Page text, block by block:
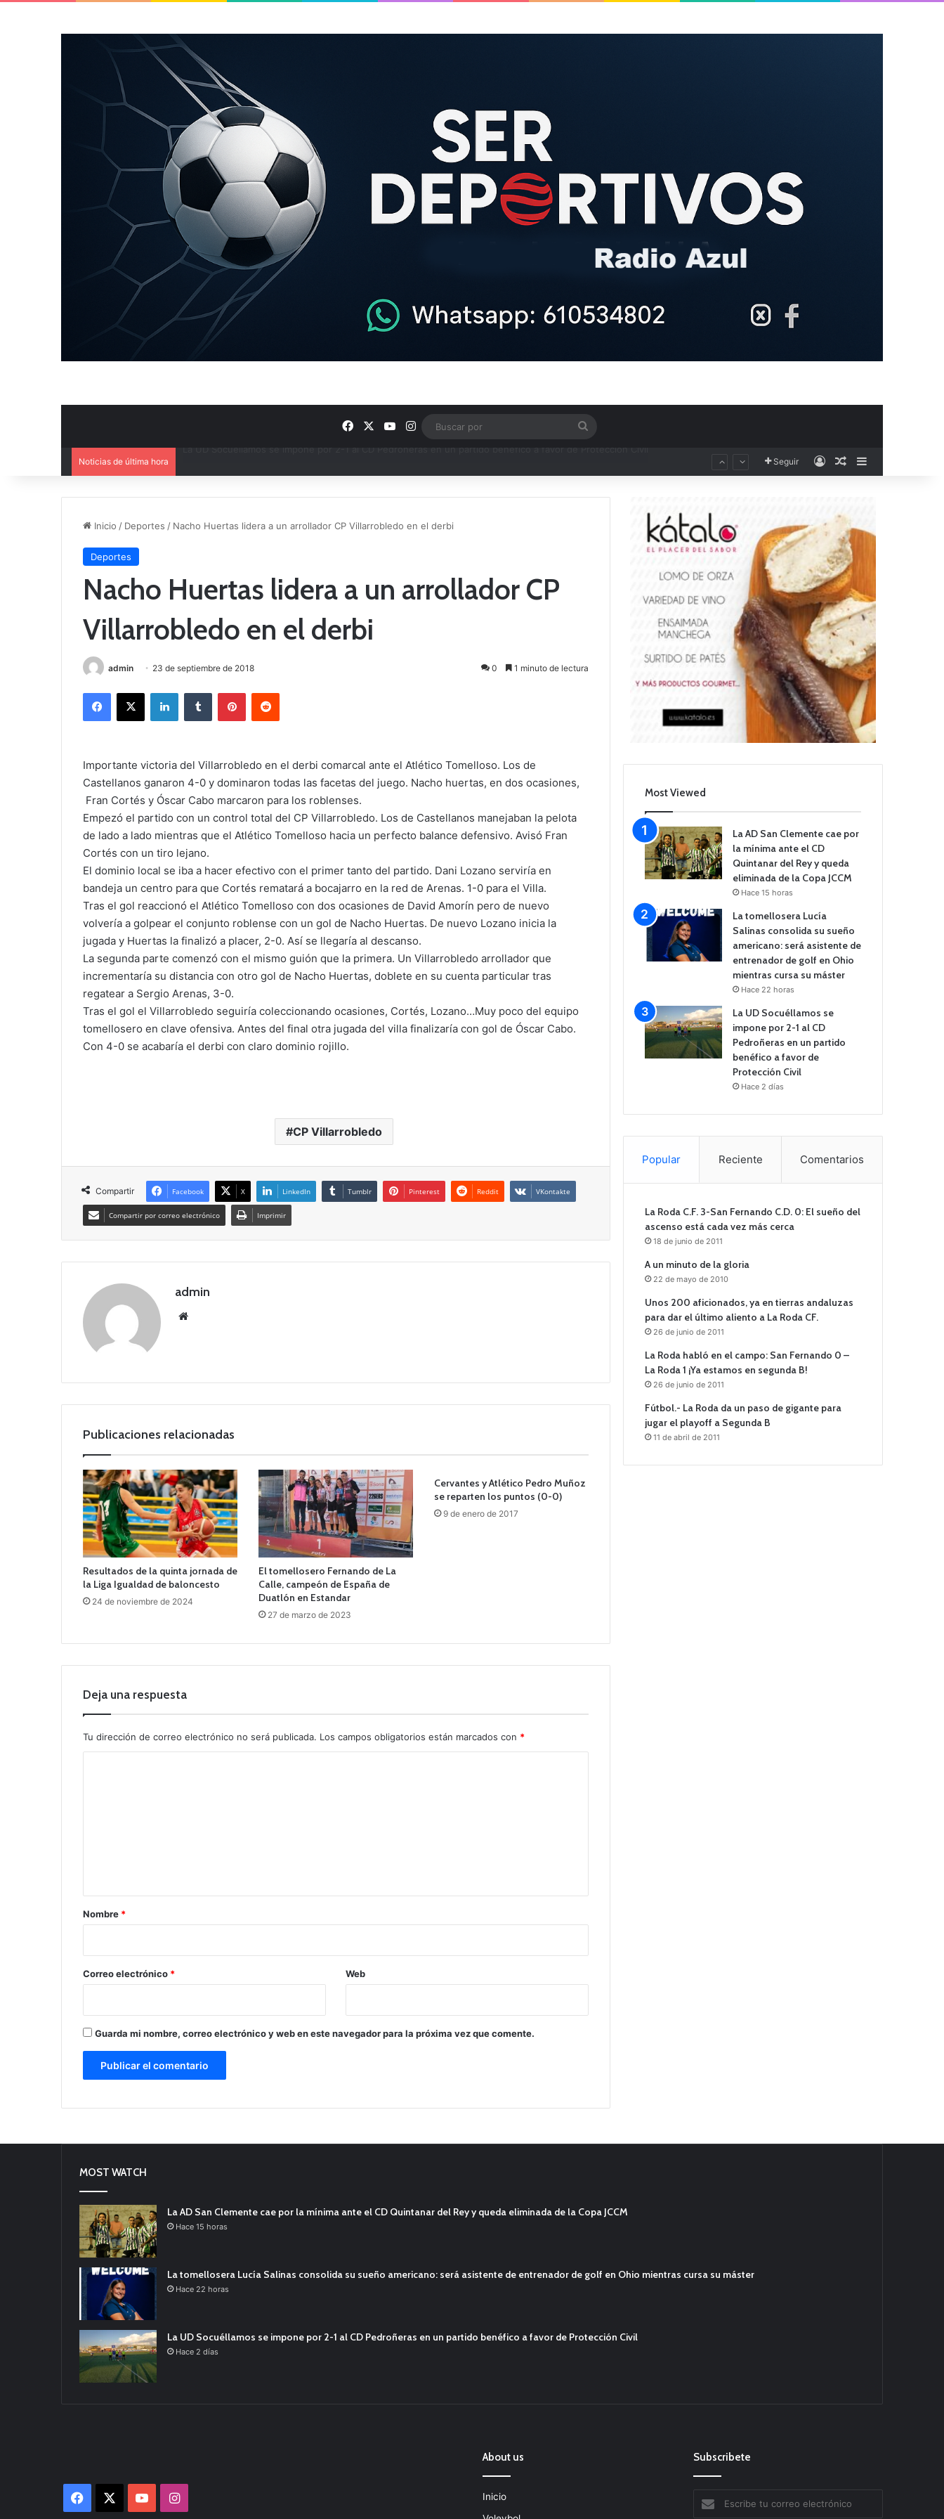
FacebookYouTube
Instagram
por
Noticias de última hora Seguir AccesoPublicación al
Inicio / Deportes / Nacho Huertas lidera a un arrollador CP Villarrobledo en el derbi
Deportes
Nacho Huertas lidera a un arrollador CP
Villarrobledo en el derbi
admin 23 de septiembre de 2018 0 1 minuto de lectura
Importante victoria del Villarrobledo en el derbi comarcal ante el Atlético Tomelloso. Los de
Castellanos ganaron 4-0 y dominaron todas las facetas del juego. Nacho huertas, en dos ocasiones,
Fran Cortés y Óscar Cabo marcaron para los roblenses.
Empezó el partido con un control total del CP Villarrobledo. Los de Castellanos manejaban la pelota
de lado a lado mientras que el Atlético Tomelloso hacia un perfecto balance defensivo. Avisó Fran
Cortés con un tiro lejano.
El dominio local se iba a hacer efectivo con el primer tanto del partido. Dani Lozano serviría en
bandeja un centro para que Cortés rematará a bocajarro en la red de Arenas. 1-0 para el Villa.
Tras el gol reaccionó el Atlético Tomelloso con dos ocasiones de David Amorín pero de nuevo
volvería a golpear el conjunto roblense con un gol de Nacho Huertas. De nuevo Lozano inicia la
jugada y Huertas la finalizó a placer, 2-0. Así se llegaría al descanso.
La segunda parte comenzó con el mismo guión que la primera. Un Villarrobledo arrollador que
incrementaría su distancia con otro gol de Nacho Huertas, doblete en su cuenta particular tras
regatear a Sergio Arenas, 3-0.
Tras el gol el Villarrobledo seguiría coleccionando ocasiones, Cortés, Lozano…Muy poco del equipo
tomellosero en clave ofensiva. Antes del final otra jugada del villa finalizaría con gol de Óscar Cabo.
Con 4-0 se acabaría el derbi con claro dominio rojillo.
CP Villarrobledo
Compartir Facebook X LinkedIn Tumblr Pinterest Reddit VKontakte
Compartir por correo electrónico Imprimir
admin
Publicaciones relacionadas
Resultados de la quinta jornada de
la Liga Igualdad de baloncesto
24 de noviembre de 2024
El tomellosero Fernando de La
Calle, campeón de España de
Duatlón en Estandar
27 de marzo de 2023
Cervantes y Atlético Pedro Muñoz
se reparten los puntos (0-0)
9 de enero de 2017
Deja una respuesta
Tu dirección de correo electrónico no será publicada. Los campos obligatorios están marcados con *
r
*
Nombre *
Correo electrónico * Web
Guarda mi nombre, correo electrónico y web en este navegador para la próxima vez que comente.
Most Viewed
La AD San Clemente cae por
la mínima ante el CD
Quintanar del Rey y queda
eliminada de la Copa JCCM
Hace 15 horas
La tomellosera Lucía
Salinas consolida su sueño
americano: será asistente de
entrenador de golf en Ohio
mientras cursa su máster
Hace 22 horas
La UD Socuéllamos se
impone por 2-1 al CD
Pedroñeras en un partido
benéfico a favor de
Protección Civil
Hace 2 días
Popular Reciente Comentarios
La Roda C.F. 3-San Fernando C.D. 0: El sueño del
ascenso está cada vez más cerca
18 de junio de 2011
A un minuto de la gloria
22 de mayo de 2010
Unos 200 aficionados, ya en tierras andaluzas
para dar el último aliento a La Roda CF.
26 de junio de 2011
La Roda habló en el campo: San Fernando 0 –
La Roda 1 ¡Ya estamos en segunda B!
26 de junio de 2011
Fútbol.- La Roda da un paso de gigante para
jugar el playoff a Segunda B
11 de abril de 2011
MOST WATCH
La AD San Clemente cae por la mínima ante el CD Quintanar del Rey y queda eliminada de la Copa JCCM
Hace 15 horas
La tomellosera Lucía Salinas consolida su sueño americano: será asistente de entrenador de golf en Ohio mientras cursa su máster
Hace 22 horas
La UD Socuéllamos se impone por 2-1 al CD Pedroñeras en un partido benéfico a favor de Protección Civil
Hace 2 días
Facebook YouTubeInstagram
About us
Inicio
Subscribete
tu